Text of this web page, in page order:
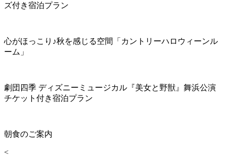
ズ付き宿泊プラン
心がほっこり♪秋を感じる空間「カントリーハロウィーンル
ーム」
劇団四季 ディズニーミュージカル『美女と野獣』舞浜公演
チケット付き宿泊プラン
朝食のご案内
<